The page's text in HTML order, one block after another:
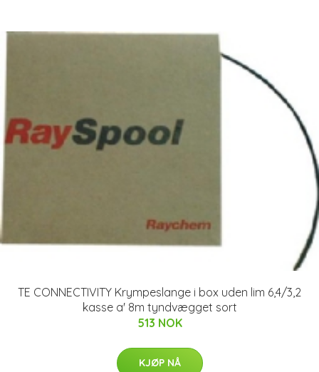
TE CONNECTIVITY Krympeslange i box uden lim 6,4/3,2
kasse a' 8m tyndvægget sort
513 NOK
KJØP NÅ